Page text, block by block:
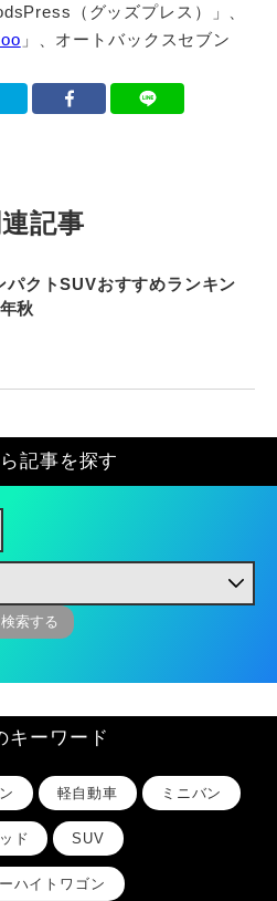
（グッズプレス）」、
」、オートバックスセブン
記事
パクトSUVおすすめランキン
秋
記事を探す
キーワード
軽自動車 ミニバン
ド SUV
ハイトワゴン